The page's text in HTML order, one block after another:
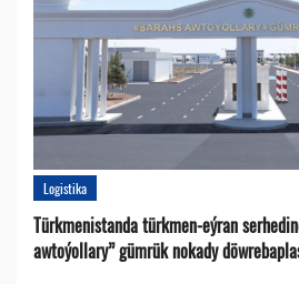
Logistika
Türkmenistanda türkmen-eýran
awtoýollary” gümrük nokady